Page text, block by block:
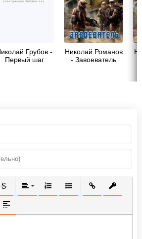
Грубов -
Первый шаг
Николай Романов
- Завоеватель
ВЫРАВНИВАНИЕ
НУМЕРОВАННЫЙ СПИСОК
МАРКИРОВАННЫЙ
ВСТАВИТЬ
ТЕКСТА
ЦИТАТЫСПОЙЛЕРА